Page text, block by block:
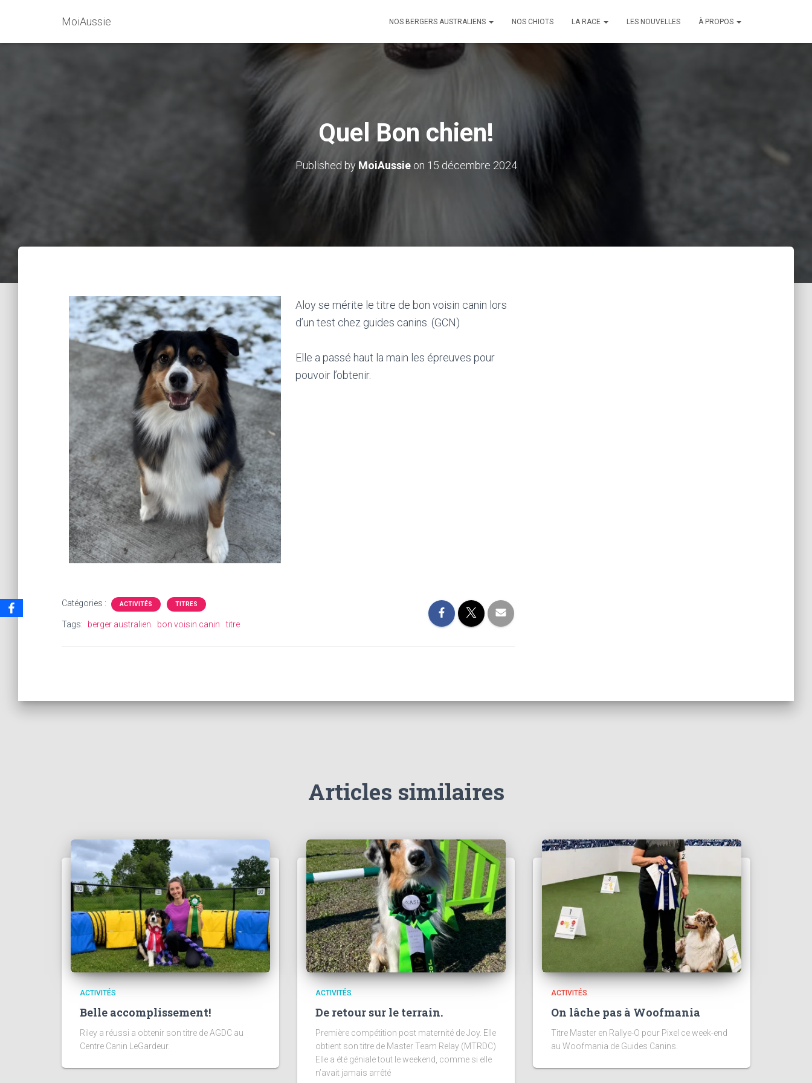
MoiAussie NOS BERGERS AUSTRALIENS NOS CHIOTS LA RACE LES NOUVELLES À PROPOS
Quel Bon chien!
Published by MoiAussieon 15 décembre 2024
Aloy se mérite le titre de bon voisin canin lors
d’un test chez guides canins. (GCN)
Elle a passé haut la main les épreuves pour
pouvoir l’obtenir.
Catégories : ACTIVITÉS TITRES
Tags: berger australien bon voisin canin titre
Articles similaires
ACTIVITÉS
Belle accomplissement!
Riley a réussi a obtenir son titre de AGDC au
Centre Canin LeGardeur.
ACTIVITÉS
De retour sur le terrain.
Première compétition post maternité de Joy. Elle
obtient son titre de Master Team Relay (MTRDC)
Elle a été géniale tout le weekend, comme si elle
n’avait jamais arrêté
ACTIVITÉS
On lâche pas à Woofmania
Titre Master en Rallye-O pour Pixel ce week-end
au Woofmania de Guides Canins.